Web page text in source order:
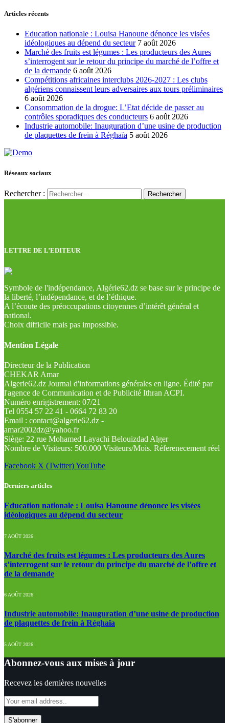
Articles récents
Education nationale : Louisa Hanoune dénonce les visées
idéologiques au dépend du secteur 7 août 2026
Marché des fruits est légumes : Les producteurs des Aures
s’interrogent sur le retour du principe du marché de l’offre et
de la demande 6 août 2026
Compétitions africaines interclubs 2026-2027 : Les clubs
algériens connaissent leurs adversaires aux tours préliminaires
6 août 2026
Consommation de la drogue: L’Etat décide de passer au
contrôles sporadiques des conducteurs 6 août 2026
Industrie automobile: Inauguration d’une usine de production
de plaquettes de frein à Réghaïa 5 août 2026
Réseaux sociaux
Rechercher :
LETTRE DE L’EDITEUR
Symbole de l'indépendance, Algérie62.dz se base sur le principe de
la liberté, l’indépendance, et de l’éthique.
A l’écoute des préoccupations citoyennes d’intérêt général et
national.
Choix difficile mais pas impossible.
Mention Légale
Directeur de la Publication
CHEKAR Amar
Algerie62.dz Journal d'informations générales en ligne. Édité par
l'agence de Communication et de Publicité Ithran ACPI.
Numéro enrigistrement: 07/21
Tel 0554 57 22 41 - 0664 72 83 20
Email : contact@algerie62.dz -
amar2002dz@yahoo.fr
Siège: 22 rue Mohamed Layachi Belouizdad Alger
Nombre de Visiteurs: 500.000 Visiteurs/Mois. Réferenecement réel
Facebook X (Twitter)YouTube
Derniers articles
Education nationale : Louisa Hanoune dénonce les visées
idéologiques au dépend du secteur
7 AOÛT 2026
Marché des fruits est légumes : Les producteurs des Aures
s’interrogent sur le retour du principe du marché de l’offre et
de la demande
6 AOÛT 2026
Industrie automobile: Inauguration d’une usine de production
de plaquettes de frein à Réghaïa
5 AOÛT 2026
Abonnez-vous aux mises à jour
Recevez les dernières nouvelles